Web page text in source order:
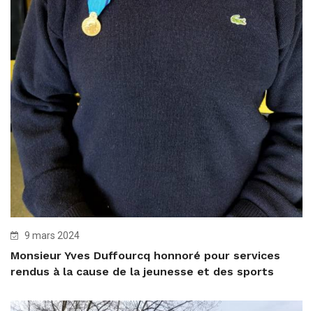
9 mars 2024
Monsieur Yves Duffourcq honnoré pour services
rendus à la cause de la jeunesse et des sports